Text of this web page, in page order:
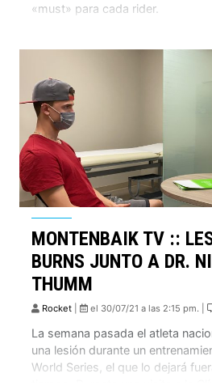
«must» para cada rider.
MONTENBAIK TV ::
BURNS JUNTO A DR.
THUMM
Rocket el 30/07/21 a las 2:15 pm. |
La semana pasada el atleta
una lesión durante un
World Series, el que lo dejará